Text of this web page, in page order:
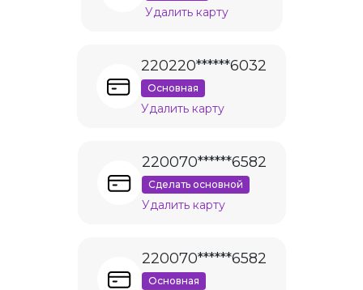
Удалить карту
220220******6032
Основная
Удалить карту
220070******6582
Сделать основной
Удалить карту
220070******6582
Основная